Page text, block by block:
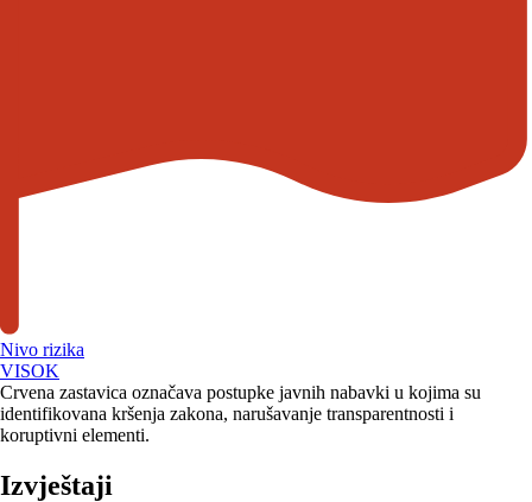
Nivo rizika
VISOK
Crvena zastavica označava postupke javnih nabavki u kojima su
identifikovana kršenja zakona, narušavanje transparentnosti i
koruptivni elementi.
Izvještaji